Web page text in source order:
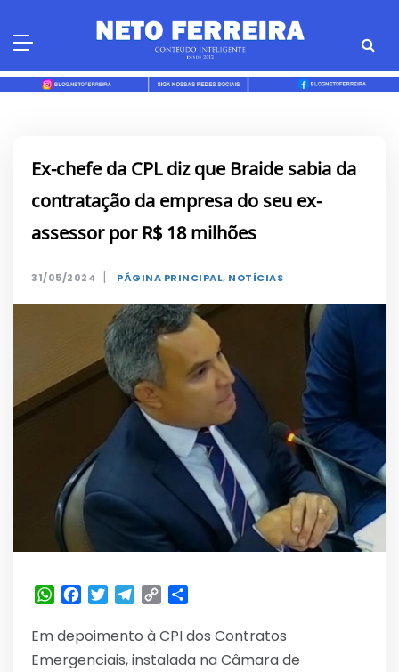
Ex-chefe da CPL diz que Braide sabia da
contratação da empresa do seu ex-
assessor por R$ 18 milhões
31/05/2024 | PÁGINA PRINCIPAL, NOTÍCIAS
WhatsApp
Facebook
TwitterTelegram
Copy
Em depoimento à CPI dos Contratos
Emergenciais, instalada na Câmara de